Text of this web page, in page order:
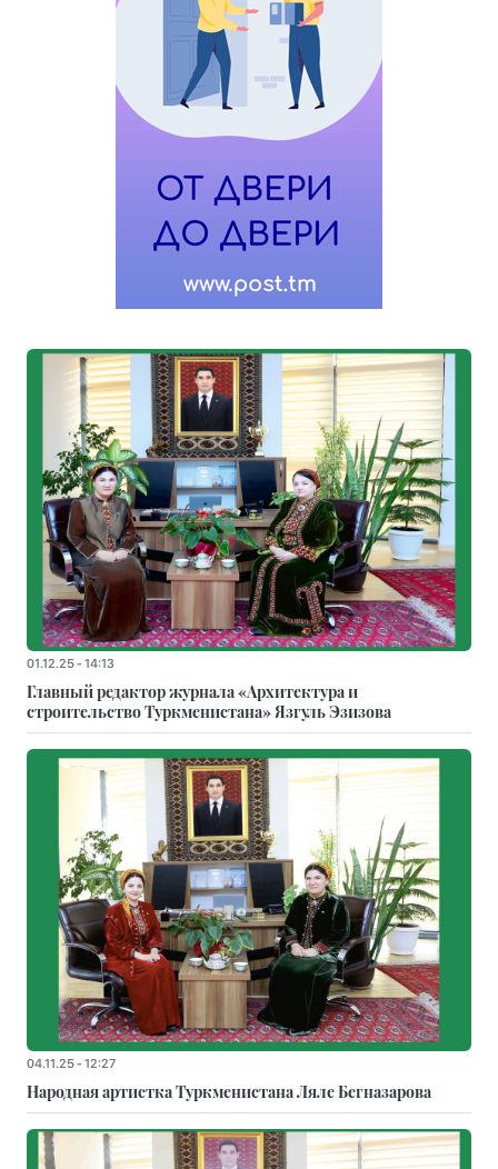
01.12.25 - 14:13
Главный редактор журнала «Архитектура и
строительство Туркменистана» Язгуль Эзизова
04.11.25 - 12:27
Народная артистка Туркменистана Ляле Бегназарова